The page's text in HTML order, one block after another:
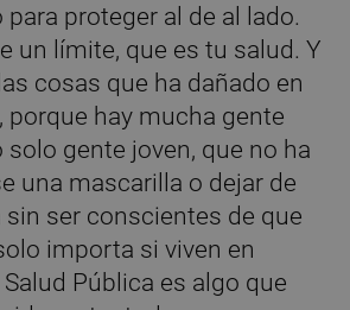
proteger al de al lado.
un límite, que es tu salud. Y
cosas que ha dañado en
porque hay mucha gente
gente joven, que no ha
una mascarilla o dejar de
ser conscientes de que
importa si viven en
Pública es algo que